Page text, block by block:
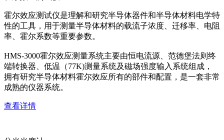
霍尔效应测试仪是理解和研究半导体器件和半导体材料电学特
性的工具，用于测量半导体材料的载流子浓度、迁移率、电阻
率、霍尔系数等重要参数。
HMS-3000霍尔效应测量系统主要由恒电流源、范德堡法则终
端转换器、低温（77K)测量系统及磁场强度输入系统组成，
拥有研究半导体材料霍尔效应所有的部件和配置，是一套非常
成熟的仪器系统。
查看详情